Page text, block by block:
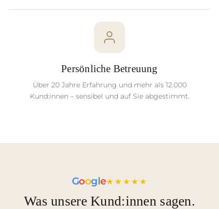
Persönliche Betreuung
Über 20 Jahre Erfahrung und mehr als 12.000
Kund:innen – sensibel und auf Sie abgestimmt.
Google★★★★★
Was unsere Kund:innen sagen.